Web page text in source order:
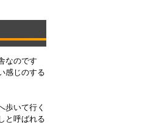
なのです
感じのする
歩いて行く
と呼ばれる